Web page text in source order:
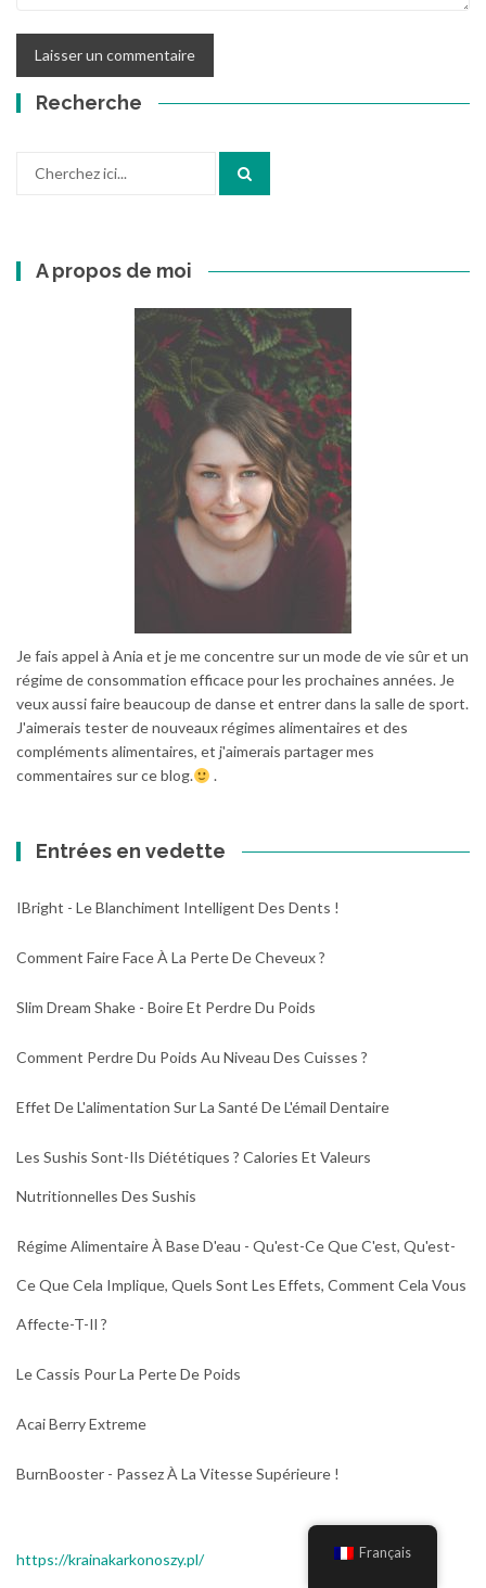
Recherche
A propos de moi
Je fais appel à Ania et je me concentre sur un mode de vie sûr et un
régime de consommation efficace pour les prochaines années. Je
veux aussi faire beaucoup de danse et entrer dans la salle de sport.
J'aimerais tester de nouveaux régimes alimentaires et des
compléments alimentaires, et j'aimerais partager mes
commentaires sur ce blog.
.
Entrées en vedette
IBright - Le Blanchiment Intelligent Des Dents !
Comment Faire Face À La Perte De Cheveux ?
Slim Dream Shake - Boire Et Perdre Du Poids
Comment Perdre Du Poids Au Niveau Des Cuisses ?
Effet De L'alimentation Sur La Santé De L'émail Dentaire
Les Sushis Sont-Ils Diététiques ? Calories Et Valeurs
Nutritionnelles Des Sushis
Régime Alimentaire À Base D'eau - Qu'est-Ce Que C'est, Qu'est-
Ce Que Cela Implique, Quels Sont Les Effets, Comment Cela Vous
Affecte-T-Il ?
Le Cassis Pour La Perte De Poids
Acai Berry Extreme
BurnBooster - Passez À La Vitesse Supérieure !
https://krainakarkonoszy.pl/
Français